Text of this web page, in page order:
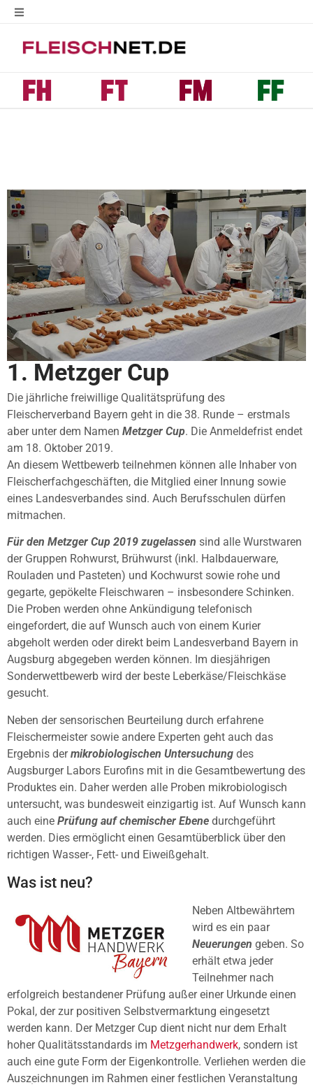
1. Metzger Cup
Die jährliche freiwillige Qualitätsprüfung des
Fleischerverband Bayern geht in die 38. Runde – erstmals
aber unter dem Namen Metzger Cup. Die Anmeldefrist endet
am 18. Oktober 2019.
An diesem Wettbewerb teilnehmen können alle Inhaber von
Fleischerfachgeschäften, die Mitglied einer Innung sowie
eines Landesverbandes sind. Auch Berufsschulen dürfen
mitmachen.
Für den Metzger Cup 2019 zugelassen sind alle Wurstwaren
der Gruppen Rohwurst, Brühwurst (inkl. Halbdauerware,
Rouladen und Pasteten) und Kochwurst sowie rohe und
gegarte, gepökelte Fleischwaren – insbesondere Schinken.
Die Proben werden ohne Ankündigung telefonisch
eingefordert, die auf Wunsch auch von einem Kurier
abgeholt werden oder direkt beim Landesverband Bayern in
Augsburg abgegeben werden können. Im diesjährigen
Sonderwettbewerb wird der beste Leberkäse/Fleischkäse
gesucht.
Neben der sensorischen Beurteilung durch erfahrene
Fleischermeister sowie andere Experten geht auch das
Ergebnis dermikrobiologischen Untersuchung des
Augsburger Labors Eurofins mit in die Gesamtbewertung des
Produktes ein. Daher werden alle Proben mikrobiologisch
untersucht, was bundesweit einzigartig ist. Auf Wunsch kann
auch eine Prüfung auf chemischer Ebene durchgeführt
werden. Dies ermöglicht einen Gesamtüberblick über den
richtigen Wasser-, Fett- und Eiweißgehalt.
Was ist neu?
Neben Altbewährtem
wird es ein paar
Neuerungen geben. So
erhält etwa jeder
Teilnehmer nach
erfolgreich bestandener Prüfung außer einer Urkunde einen
Pokal, der zur positiven Selbstvermarktung eingesetzt
werden kann. Der Metzger Cup dient nicht nur dem Erhalt
hoher Qualitätsstandards im Metzgerhandwerk, sondern ist
auch eine gute Form der Eigenkontrolle. Verliehen werden die
Auszeichnungen im Rahmen einer festlichen Veranstaltung